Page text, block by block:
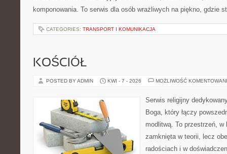
komponowania. To serwis dla osób wrażliwych na piękno, gdzie
CATEGORIES: TRANSPORT I KOMUNIKACJA
KOŚCIÓŁ
POSTED BY ADMIN KWI - 7 - 2026 MOŻLIWOŚĆ
Serwis religijny
Boga, który łączy
modlitwą. To przestrzeń,
zamknięta w teorii, lecz
radościach i w